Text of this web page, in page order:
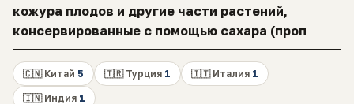
кожура плодов и другие части растений,
консервированные с помощью сахара (проп
🇨🇳 Китай 5 🇹🇷 Турция 1 🇮🇹 Италия 1
🇮🇳 Индия 1